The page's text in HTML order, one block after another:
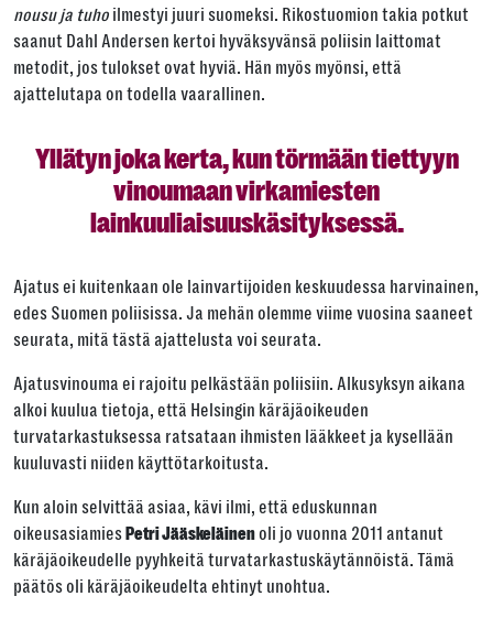
Kopioi
nousu ja tuho ilmestyi juuri suomeksi. Rikostuomion takia potkut
saanut Dahl Andersen kertoi hyväksyvänsä poliisin laittomat
metodit, jos tulokset ovat hyviä. Hän myös myönsi, että
ajattelutapa on todella vaarallinen.
Yllätyn joka kerta, kun törmään tiettyyn
vinoumaan virkamiesten
lainkuuliaisuuskäsityksessä.
Ajatus ei kuitenkaan ole lainvartijoiden keskuudessa harvinainen,
edes Suomen poliisissa. Ja mehän olemme viime vuosina saaneet
seurata, mitä tästä ajattelusta voi seurata.
Ajatusvinouma ei rajoitu pelkästään poliisiin. Alkusyksyn aikana
alkoi kuulua tietoja, että Helsingin käräjäoikeuden
turvatarkastuksessa ratsataan ihmisten lääkkeet ja kysellään
kuuluvasti niiden käyttötarkoitusta.
Kun aloin selvittää asiaa, kävi ilmi, että eduskunnan
oikeusasiamies Petri Jääskeläinenoli jo vuonna 2011 antanut
käräjäoikeudelle pyyhkeitä turvatarkastuskäytännöistä. Tämä
päätös oli käräjäoikeudelta ehtinyt unohtua.